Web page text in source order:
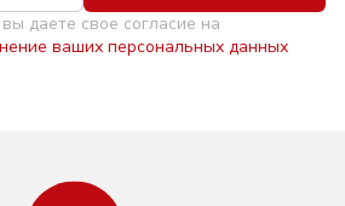
даете свое согласие на
ваших персональных данных